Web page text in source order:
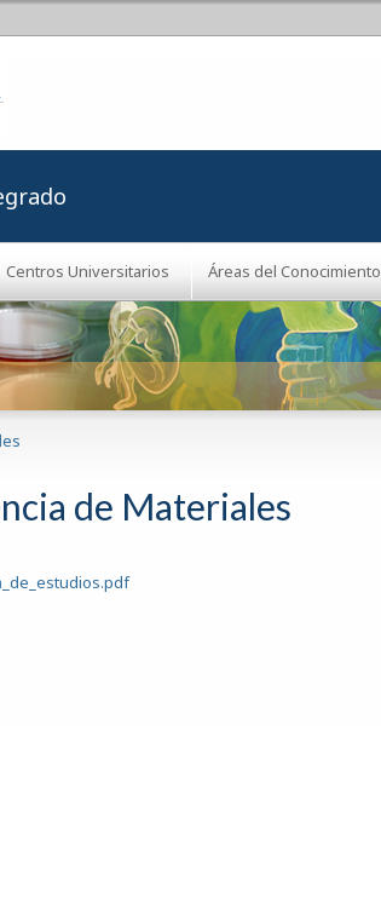
Centros Universitarios Áreas del Conocimiento
de Materiales